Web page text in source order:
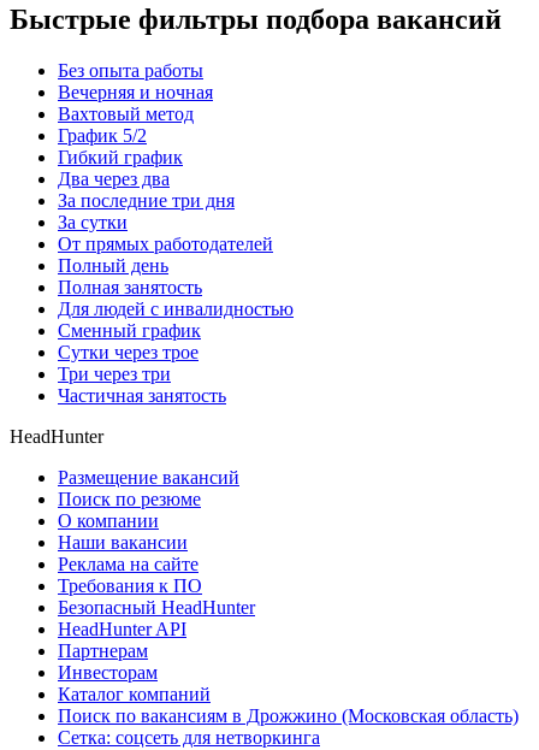
Быстрые фильтры подбора вакансий
Без опыта работы
Вечерняя и ночная
Вахтовый метод
График 5/2
Гибкий график
Два через два
За последние три дня
За сутки
От прямых работодателей
Полный день
Полная занятость
Для людей с инвалидностью
Сменный график
Сутки через трое
Три через три
Частичная занятость
HeadHunter
Размещение вакансий
Поиск по резюме
О компании
Наши вакансии
Реклама на сайте
Требования к ПО
Безопасный HeadHunter
HeadHunter API
Партнерам
Инвесторам
Каталог компаний
Поиск по вакансиям в Дрожжино (Московская область)
Сетка: соцсеть для нетворкинга